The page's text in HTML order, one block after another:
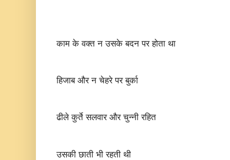
काम के वक्त न उसके बदन पर होता था
हिजाब और न चेहरे पर बुर्का
ढीले कुर्ते सलवार और चुन्नी रहित
उसकी छाती भी रहती थी